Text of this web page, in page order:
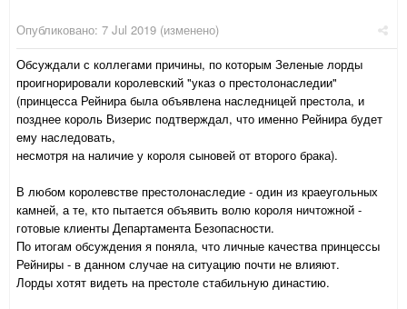
Опубликовано: 7 Jul 2019 (изменено)
Обсуждали с коллегами причины, по которым Зеленые лорды
проигнорировали королевский "указ о престолонаследии"
(принцесса Рейнира была объявлена наследницей престола, и
позднее король Визерис подтверждал, что именно Рейнира будет
ему наследовать,
несмотря на наличие у короля сыновей от второго брака).
В любом королевстве престолонаследие - один из краеугольных
камней, а те, кто пытается объявить волю короля ничтожной -
готовые клиенты Департамента Безопасности.
По итогам обсуждения я поняла, что личные качества принцессы
Рейниры - в данном случае на ситуацию почти не влияют.
Лорды хотят видеть на престоле стабильную династию.